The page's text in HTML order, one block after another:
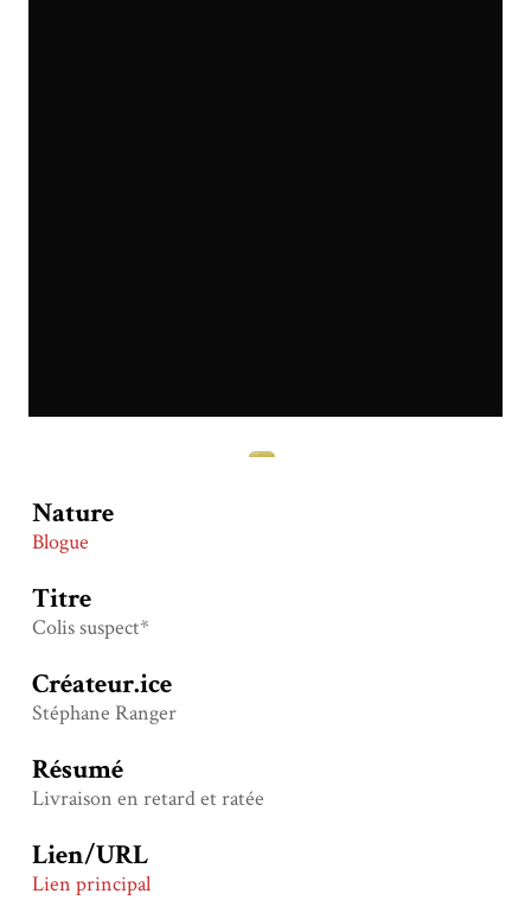
Nature
Blogue
Titre
Colis suspect*
Créateur.ice
Stéphane Ranger
Résumé
Livraison en retard et ratée
Lien/URL
Lien principal